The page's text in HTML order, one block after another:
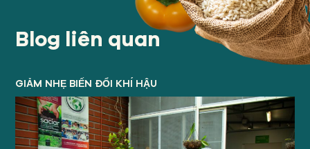
Blog liên quan
GIẢM NHẸ BIẾN ĐỔI KHÍ HẬU